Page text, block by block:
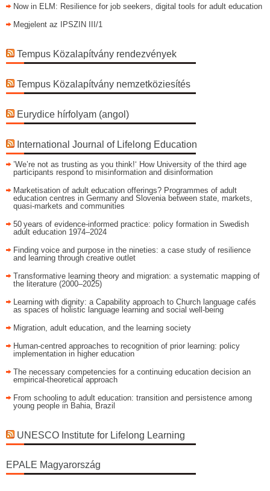
Now in ELM: Resilience for job seekers, digital tools for adult education
Megjelent az IPSZIN III/1
Tempus Közalapítvány rendezvények
Tempus Közalapítvány nemzetköziesítés
Eurydice hírfolyam (angol)
International Journal of Lifelong Education
’We’re not as trusting as you think!‘ How University of the third age
participants respond to misinformation and disinformation
Marketisation of adult education offerings? Programmes of adult
education centres in Germany and Slovenia between state, markets,
quasi-markets and communities
50 years of evidence‑informed practice: policy formation in Swedish
adult education 1974–2024
Finding voice and purpose in the nineties: a case study of resilience
and learning through creative outlet
Transformative learning theory and migration: a systematic mapping of
the literature (2000–2025)
Learning with dignity: a Capability approach to Church language cafés
as spaces of holistic language learning and social well-being
Migration, adult education, and the learning society
Human-centred approaches to recognition of prior learning: policy
implementation in higher education
The necessary competencies for a continuing education decision an
empirical-theoretical approach
From schooling to adult education: transition and persistence among
young people in Bahia, Brazil
UNESCO Institute for Lifelong Learning
EPALE Magyarország